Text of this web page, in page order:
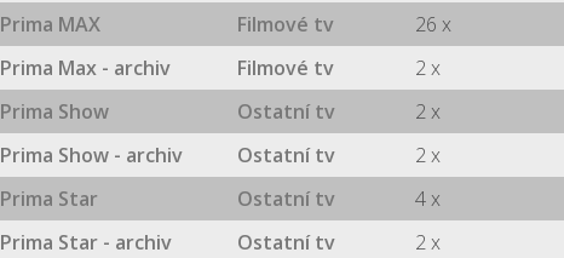
Prima MAX
Filmové tv
26 x
Prima Max - archiv
Filmové tv
2 x
Prima Show
Ostatní tv
2 x
Prima Show - archiv
Ostatní tv
2 x
Prima Star
Ostatní tv
4 x
Prima Star - archiv
Ostatní tv
2 x